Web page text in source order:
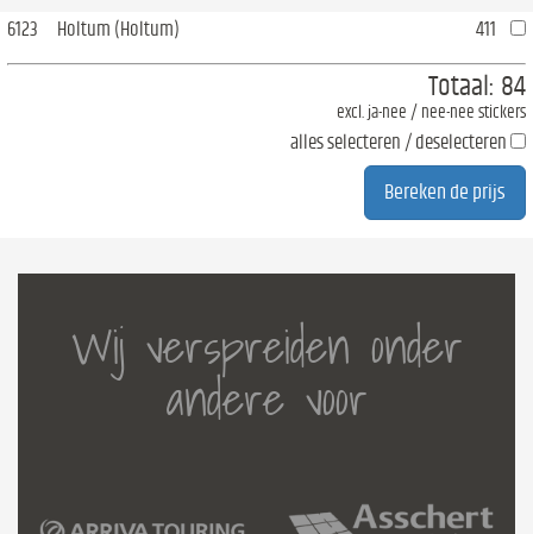
6123
Holtum (Holtum) 411
Totaal: 84
excl. ja-nee / nee-nee stickers
alles selecteren / deselecteren
Wij verspreiden onder
andere voor